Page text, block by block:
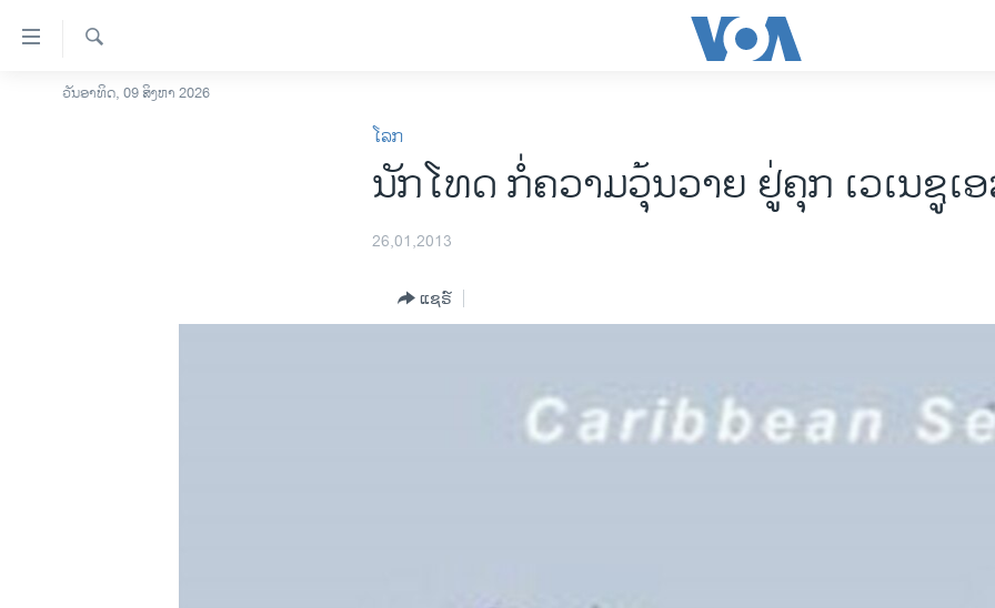
ລິ້ງ
ສຳຫລັບ
ໂຮມເພຈ
ຄົ້ນຫາ
ວັນອາທິດ, 09 ສິງຫາ 2026
ໂລກ
ນັກໂທດ ກໍ່ຄວາມວຸ້ນວາຍ ຢູ່ຄຸກ ເວເນຊູເ
26,01,2013
ແຊຣ໌